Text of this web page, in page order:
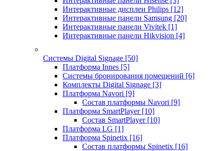
Интерактивные дисплеи Philips [12]
Интерактивные панели Samsung [20]
Интерактивные панели Vivitek [1]
Интерактивные панели Hikvision [4]
Системы Digital Signage [50]
Платформа Innes [5]
Системы бронирования помещений [6]
Комплекты Digital Signage [3]
Платформа Navori [9]
Состав платформы Navori [9]
Платформа SmartPlayer [10]
Состав SmartPlayer [10]
Платформа LG [1]
Платформа Spinetix [16]
Состав платформы Spinetix [16]